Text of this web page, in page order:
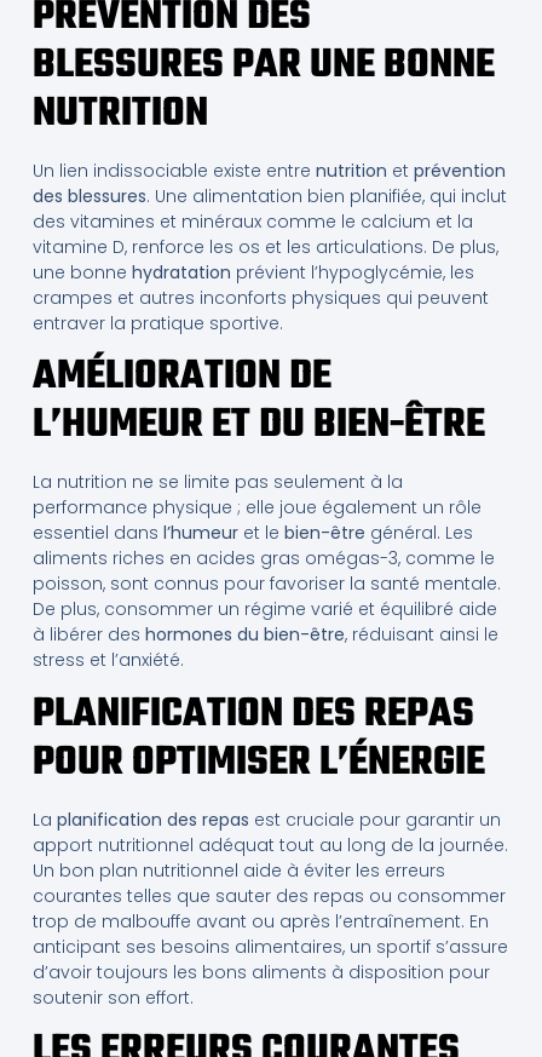
PRÉVENTION DES
BLESSURES PAR UNE BONNE
NUTRITION
Un lien indissociable existe entre nutrition et prévention
des blessures. Une alimentation bien planifiée, qui inclut
des vitamines et minéraux comme le calcium et la
vitamine D, renforce les os et les articulations. De plus,
une bonne hydratation prévient l’hypoglycémie, les
crampes et autres inconforts physiques qui peuvent
entraver la pratique sportive.
AMÉLIORATION DE
L’HUMEUR ET DU BIEN-ÊTRE
La nutrition ne se limite pas seulement à la
performance physique ; elle joue également un rôle
essentiel dans l’humeuret le bien-être général. Les
aliments riches en acides gras omégas-3, comme le
poisson, sont connus pour favoriser la santé mentale.
De plus, consommer un régime varié et équilibré aide
à libérer des hormones du bien-être, réduisant ainsi le
stress et l’anxiété.
PLANIFICATION DES REPAS
POUR OPTIMISER L’ÉNERGIE
La planification des repas est cruciale pour garantir un
apport nutritionnel adéquat tout au long de la journée.
Un bon plan nutritionnel aide à éviter les erreurs
courantes telles que sauter des repas ou consommer
trop de malbouffe avant ou après l’entraînement. En
anticipant ses besoins alimentaires, un sportif s’assure
d’avoir toujours les bons aliments à disposition pour
soutenir son effort.